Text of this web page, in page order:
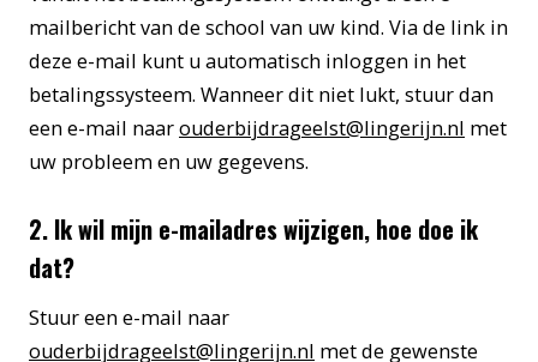
mailbericht van de school van uw kind. Via de link in
deze e-mail kunt u automatisch inloggen in het
betalingssysteem. Wanneer dit niet lukt, stuur dan
een e-mail naarouderbijdrageelst@lingerijn.nl met
uw probleem en uw gegevens.
2. Ik wil mijn e-mailadres wijzigen, hoe doe ik
dat?
Stuur een e-mail naar
ouderbijdrageelst@lingerijn.nl met de gewenste